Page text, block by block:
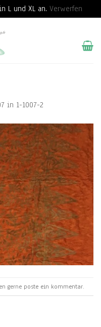
L und XL an. Verwerfen
in 1-1007-2
gerne poste ein kommentar.